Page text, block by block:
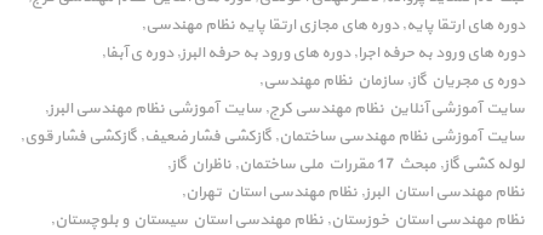
دوره های ارتقا پایه,دوره های مجازی ارتقا پایه نظام مهندسی,
دوره های ورود به حرفه اجرا,دوره های ورود به حرفه البرز,دوره ی آبفا,
دوره ی مجریان گاز, سازمان نظام مهندسی,
سایت آموزشی آنلاین نظام مهندسی کرج, سایت آموزشی نظام مهندسی البرز,
سایت آموزشی نظام مهندسی ساختمان, گازکشی فشار ضعیف, گازکشی فشار قوی,
لوله کشی گاز, مبحث 17 مقررات ملی ساختمان , ناظران گاز,
نظام مهندسی استان البرز, نظام مهندسی استان تهران,
نظام مهندسی استان خوزستان, نظام مهندسی استان سیستان و بلوچستان,